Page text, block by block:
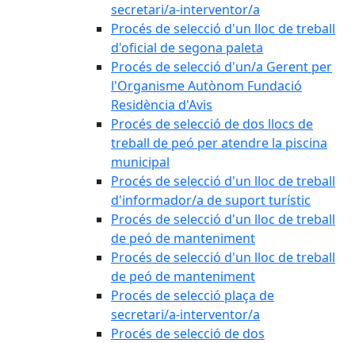
secretari/a-interventor/a
Procés de selecció d'un lloc de treball
d'oficial de segona paleta
Procés de selecció d'un/a Gerent per
l'Organisme Autònom Fundació
Residència d'Avis
Procés de selecció de dos llocs de
treball de peó per atendre la piscina
municipal
Procés de selecció d'un lloc de treball
d'informador/a de suport turístic
Procés de selecció d'un lloc de treball
de peó de manteniment
Procés de selecció d'un lloc de treball
de peó de manteniment
Procés de selecció plaça de
secretari/a-interventor/a
Procés de selecció de dos